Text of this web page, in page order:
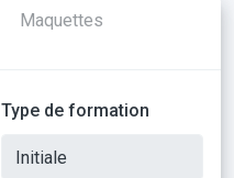
Maquettes
Type de formation